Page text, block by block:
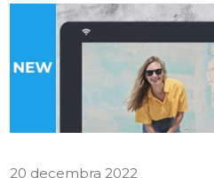
20 decembra 2022